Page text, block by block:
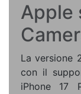
Apple
La versione
con il
iPhone 17